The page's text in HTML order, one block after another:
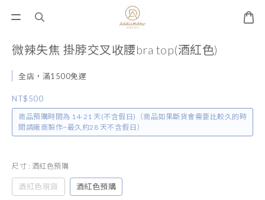
微辣失焦 掛脖交叉收腰bra top(酒紅色)
全店，滿1500免運
NT$500
商品預購時間為 14-21 天(不含假日)（商品如果斷貨會需要比較久的時
間請廠商製作~最久約28 天不含假日）
尺寸 : 酒紅色預購
酒紅色現貨 酒紅色預購